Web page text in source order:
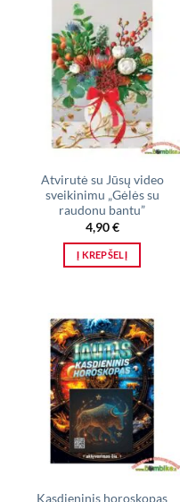
Atvirutė su Jūsų video
sveikinimu „Gėlės su
raudonu bantu”
4,90€
Į KREPŠELĮ
Kasdieninis horoskopas